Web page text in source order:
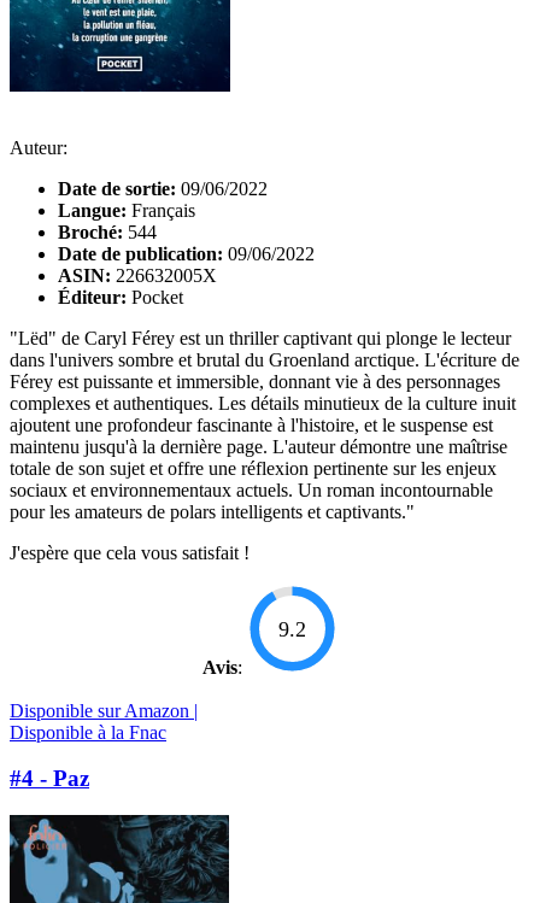
Auteur:
Date de sortie: 09/06/2022
Langue: Français
Broché: 544
Date de publication: 09/06/2022
ASIN: 226632005X
Éditeur: Pocket
"Lëd" de Caryl Férey est un thriller captivant qui plonge le lecteur
dans l'univers sombre et brutal du Groenland arctique. L'écriture de
Férey est puissante et immersible, donnant vie à des personnages
complexes et authentiques. Les détails minutieux de la culture inuit
ajoutent une profondeur fascinante à l'histoire, et le suspense est
maintenu jusqu'à la dernière page. L'auteur démontre une maîtrise
totale de son sujet et offre une réflexion pertinente sur les enjeux
sociaux et environnementaux actuels. Un roman incontournable
pour les amateurs de polars intelligents et captivants."
J'espère que cela vous satisfait !
Avis:
9.2
Disponible sur Amazon |
Disponible à la Fnac
#4 - Paz